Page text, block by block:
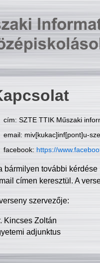
cím: SZTE TTIK Műszaki
email: miv[kukac]inf[pont]u-
facebook: https://
bármilyen további
címen keresztül. A
szervezője:
Kincses Zoltán
adjunktus